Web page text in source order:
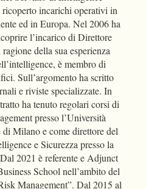
incarichi operativi in
ed in Europa. Nel 2006 ha
l’incarico di Direttore
della sua esperienza
è membro di
Sull’argomento ha scritto
e riviste specializzate. In
ha tenuto regolari corsi di
presso l’Università
Milano e come direttore del
e Sicurezza presso la
2021 è referente e Adjunct
School nell’ambito del
Management”. Dal 2015 al